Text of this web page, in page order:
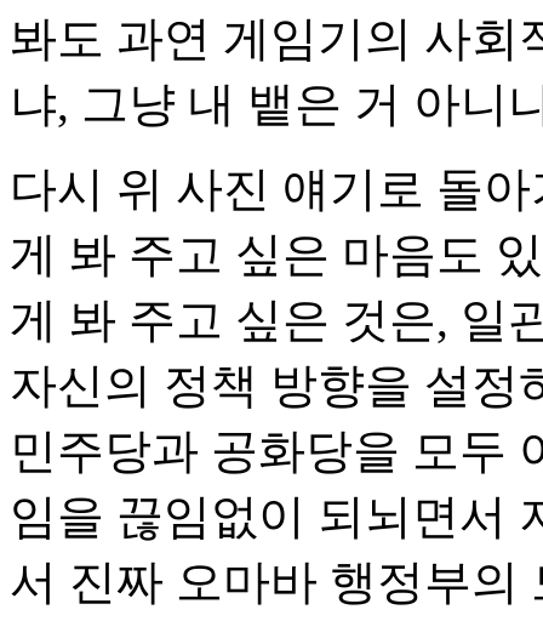
봐도 과연 게임기의 사회
냐, 그냥 내 뱉은 거 아니
다시 위 사진 얘기로 돌
게 봐 주고 싶은 마음도
게 봐 주고 싶은 것은, 일
자신의 정책 방향을 설정
민주당과 공화당을 모두
임을 끊임없이 되뇌면서
서 진짜 오마바 행정부의